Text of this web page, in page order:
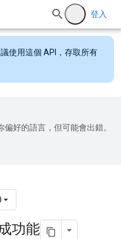
登入
使用這個 API，存取所有
好的語言，但可能會出錯。
功能